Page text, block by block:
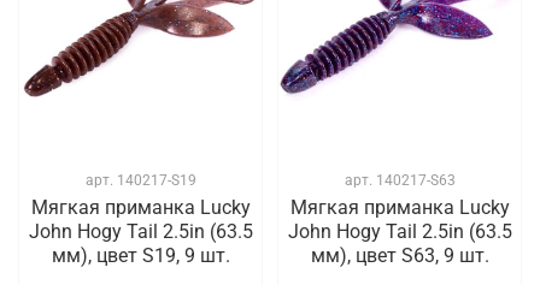
арт. 140217-S19
Мягкая приманка Lucky
John Hogy Tail 2.5in (63.5
мм), цвет S19, 9 шт.
арт. 140217-S63
Мягкая приманка Lucky
John Hogy Tail 2.5in (63.5
мм), цвет S63, 9 шт.